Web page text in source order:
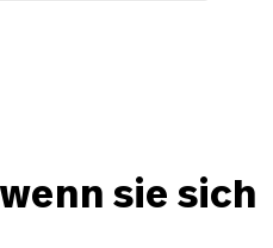
sie sich